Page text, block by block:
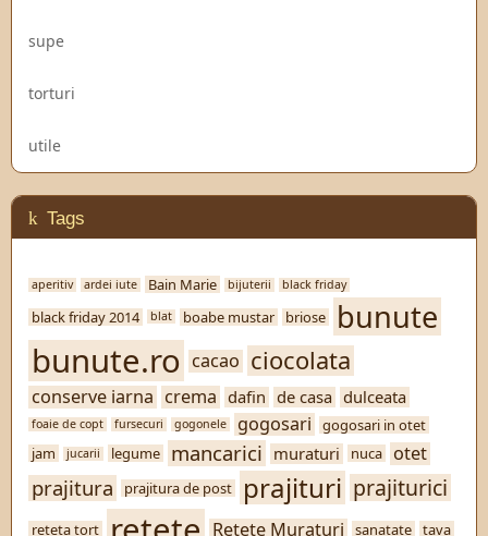
supe
torturi
utile
Tags
aperitiv ardei iute Bain Marie bijuterii black friday
black friday 2014 blat boabe mustar briose bunute
bunute.ro cacao ciocolata
conserve iarna crema dafin de casa dulceata
foaie de copt fursecuri gogonele gogosari
gogosari in otet
jam
jucarii legume mancarici muraturi nuca otet
prajitura prajitura de post prajituri prajiturici
reteta tort Retete Muraturi sanatate tava